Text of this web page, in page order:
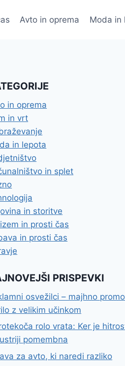
Avto in oprema Moda in
in oprema
in vrt
in lepota
in splet
in storitve
in prosti čas
in prosti čas
PRISPEVKI
osvežilci – majhno
z velikim učinkom
rolo vrata: Ker je
pomembna
za avto, ki naredi razliko